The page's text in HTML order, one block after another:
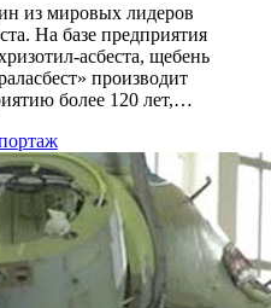
из мировых лидеров
На базе предприятия
асбеста, щебень
производит
более 120 лет,…